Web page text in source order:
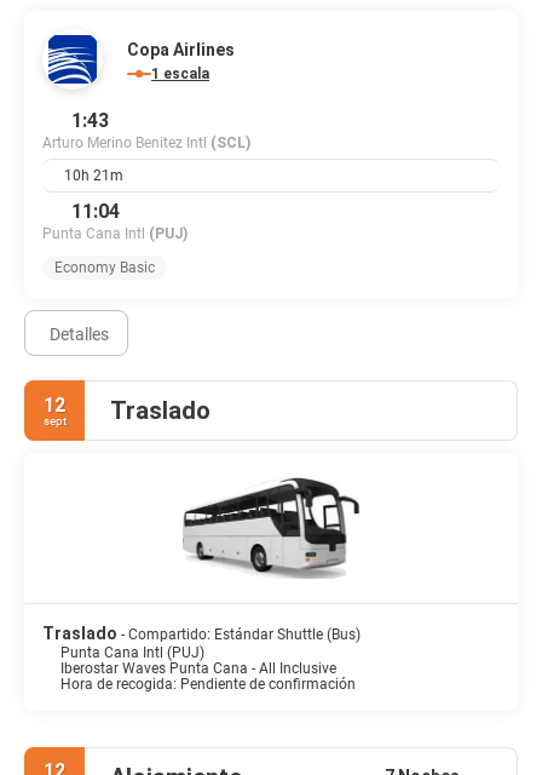
Copa Airlines
1 escala
1:43
Arturo Merino Benitez Intl (SCL)
10h 21m
11:04
Punta Cana Intl (PUJ)
Economy Basic
Detalles
12
sept Traslado
Traslado - Compartido: Estándar Shuttle (Bus)
Punta Cana Intl (PUJ)
Iberostar Waves Punta Cana - All Inclusive
Hora de recogida: Pendiente de confirmación